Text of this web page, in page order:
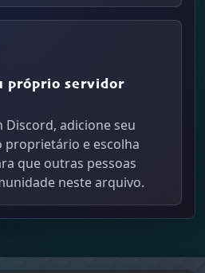
próprio servidor
Discord, adicione seu
proprietário e escolha
que outras pessoas
neste arquivo.